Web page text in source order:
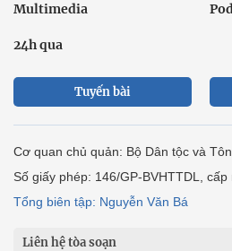
Multimedia
24h qua
Tuyến bài
Cơ quan chủ quản: Bộ Dân tộc và
Số giấy phép: 146/GP-BVHTTDL,
Tổng biên tập: Nguyễn Văn Bá
Liên hệ tòa soạn